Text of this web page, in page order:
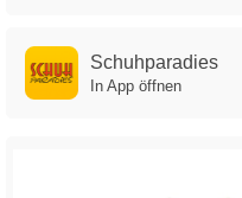
Schuhparadies
In App öffnen